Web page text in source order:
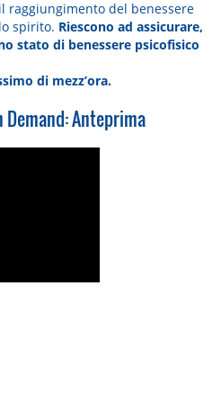
raggiungimento del benessere
spirito. Riescono ad assicurare,
stato di benessere psicofisico
di mezz’ora.
Demand: Anteprima